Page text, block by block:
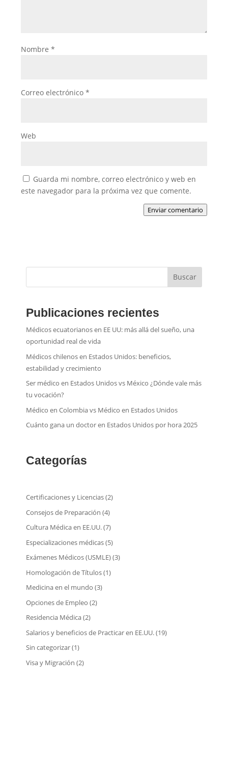
Nombre*
Correo electrónico*
Web
Guarda mi nombre, correo electrónico y web en
este navegador para la próxima vez que comente.
Enviar comentario
Buscar
Publicaciones recientes
Médicos ecuatorianos en EE UU: más allá del sueño, una
oportunidad real de vida
Médicos chilenos en Estados Unidos: beneficios,
estabilidad y crecimiento
Ser médico en Estados Unidos vs México ¿Dónde vale más
tu vocación?
Médico en Colombia vs Médico en Estados Unidos
Cuánto gana un doctor en Estados Unidos por hora 2025
Categorías
Certificaciones y Licencias(2)
Consejos de Preparación (4)
Cultura Médica en EE.UU.(7)
Especializaciones médicas(5)
Exámenes Médicos (USMLE)(3)
Homologación de Títulos(1)
Medicina en el mundo (3)
Opciones de Empleo (2)
Residencia Médica(2)
Salarios y beneficios de Practicar en EE.UU.(19)
Sin categorizar(1)
Visa y Migración (2)